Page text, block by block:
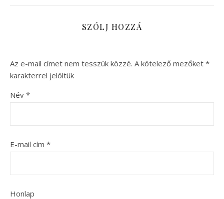
SZÓLJ HOZZÁ
Az e-mail címet nem tesszük közzé. A kötelező mezőket *
karakterrel jelöltük
Név *
E-mail cím *
Honlap